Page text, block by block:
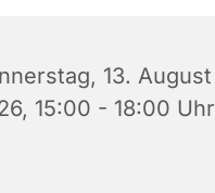
13. August
15:00 - 18:00 Uhr